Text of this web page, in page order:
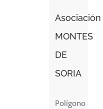
Asociación
MONTES
DE
SORIA
Polígono